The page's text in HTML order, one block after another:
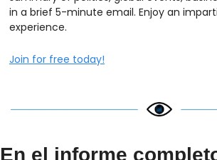
in a brief 5-minute email. Enjoy an
experience.
Join for free today!
En el informe